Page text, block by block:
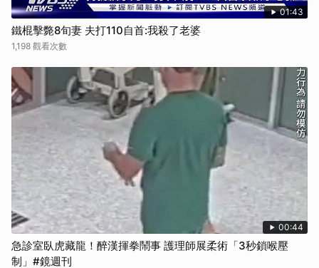
01:43
鐵棍擊斃8旬妻 夫打110自首:我殺了老婆
1,198 觀看次數
00:44
急診室臥虎藏龍！醉漢揮拳鬧事 護理師展柔術「3秒鎖喉壓
制」#鏡週刊